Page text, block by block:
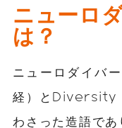
ニューロ
は？
ニューロダイバ
経）とDiversity
わさった造語で